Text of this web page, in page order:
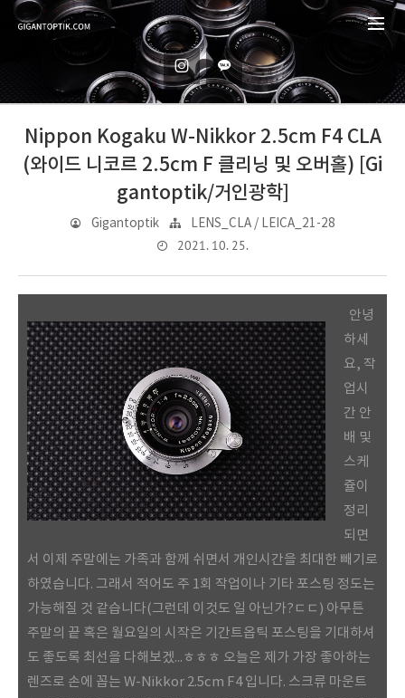
Nippon Kogaku W-Nikkor 2.5cm F4 CLA
(와이드 니코르 2.5cm F 클리닝 및 오버홀) [Gi
gantoptik/거인광학]
Gigantoptik LENS_CLA / LEICA_21-28
2021. 10. 25.
안녕
하세
요, 작
업시
간 안
배 및
스케
쥴이
정리
되면
서 이제 주말에는 가족과 함께 쉬면서 개인시간을 최대한 빼기로
하였습니다. 그래서 적어도 주 1회 작업이나 기타 포스팅 정도는
가능해질 것 같습니다(그런데 이것도 일 아닌가?ㄷㄷ) 아무튼
주말의 끝 혹은 월요일의 시작은 기간트옵틱 포스팅을 기대하셔
도 좋도록 최선을 다해보겠...ㅎㅎㅎ 오늘은 제가 가장 좋아하는
렌즈로 손에 꼽는 W-Nikkor 2.5cm F4 입니다. 스크류 마운트